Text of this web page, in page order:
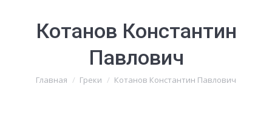
Котанов Константин
Павлович
Вы здесь:
Главная Греки Котанов Константин Павлович